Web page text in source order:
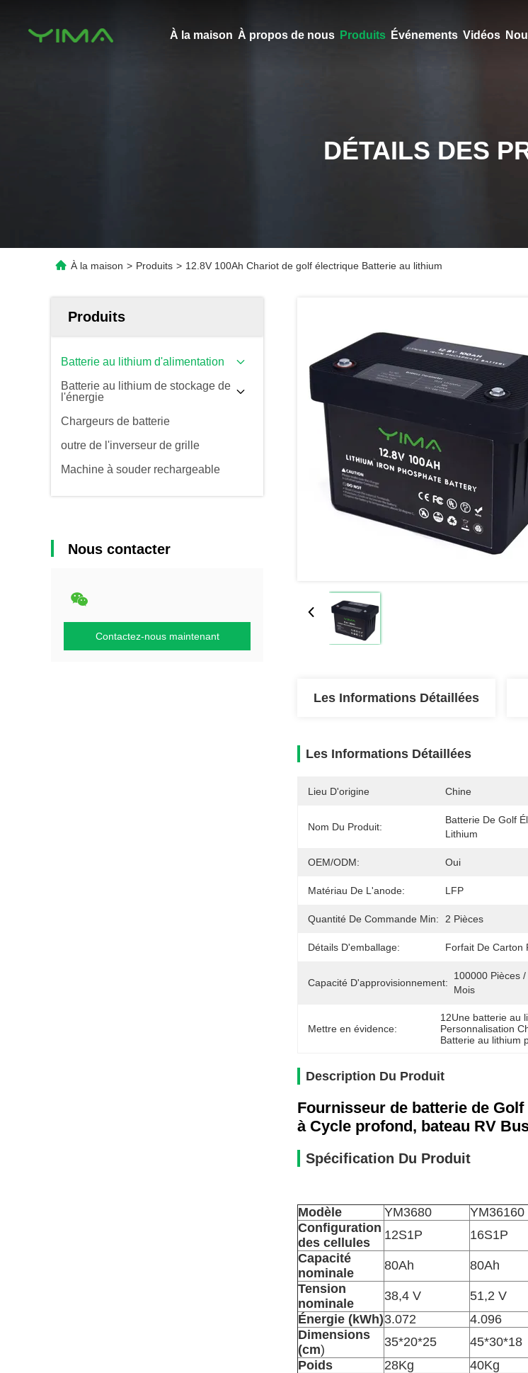
À la maison À propos de nous Produits Événements Vidéos
DÉTAILS DES
À la maison > Produits > 12.8V 100Ah Chariot de golf électrique Batterie au lithium
Produits
Batterie au lithium d'alimentation
Batterie au lithium de stockage de
l'énergie
Chargeurs de batterie
outre de l'inverseur de grille
Machine à souder rechargeable
Nous contacter
Contactez-nous maintenant
Les Informations Détaillées
Les Informations Détaillées
Lieu D'origine Chine
Nom Du Produit:
Batterie De Golf
Lithium
OEM/ODM: Oui
Matériau De L'anode: LFP
Quantité De Commande Min: 2 Pièces
Détails D'emballage: Forfait De Carton
Capacité D'approvisionnement:
100000 Pièces
Mois
Mettre en évidence:
12Une batterie au
Personnalisation
Batterie au lithium
Description Du Produit
Fournisseur de batterie de
à Cycle profond, bateau RV
Spécification Du Produit
Modèle YM3680 YM36160
Configuration
des cellules
12S1P 16S1P
Capacité
nominale
80Ah 80Ah
Tension
nominale
38,4 V 51,2 V
Énergie (kWh)3.072 4.096
Dimensions
(cm)
35*20*25 45*30*18
Poids
28Kg 40Kg